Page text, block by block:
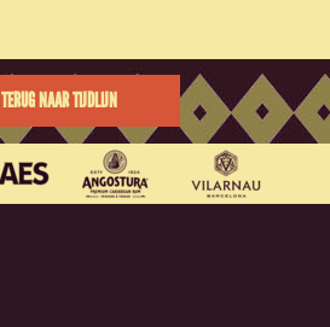
TERUG NAAR TIJDLIJN